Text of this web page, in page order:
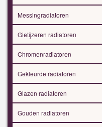
Messingradiatoren
Gietijzeren radiatoren
Chromenradiatoren
Gekleurde radiatoren
Glazen radiatoren
Gouden radiatoren